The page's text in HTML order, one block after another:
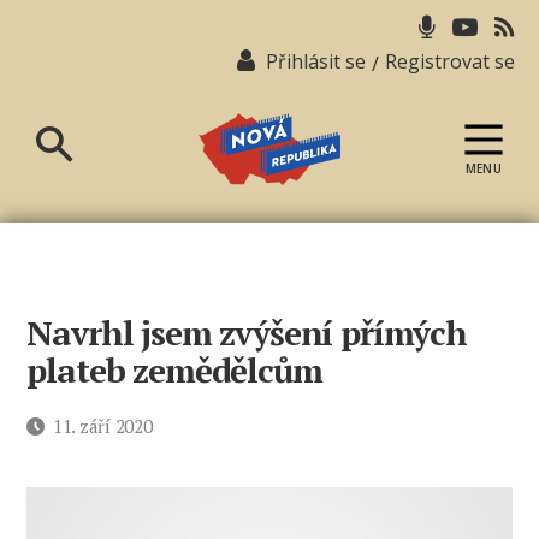
Přihlásit se / Registrovat se
republika
MENU
Navrhl jsem zvýšení přímých
plateb zemědělcům
Datum11. září 2020